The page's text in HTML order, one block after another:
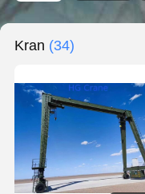
Kran (34)